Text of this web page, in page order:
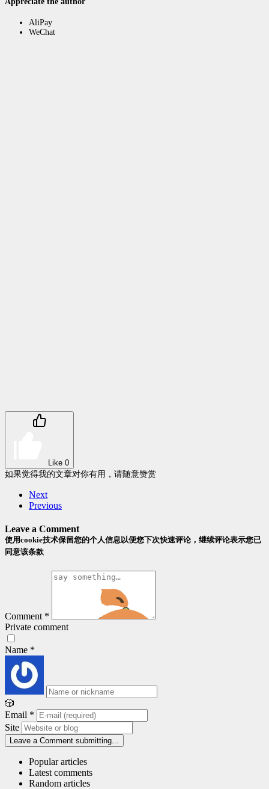
AliPay
WeChat
Like 0
如果觉得我的文章对你有用，请随意赞赏
Next
Previous
Leave a Comment
使用cookie技术保留您的个人信息以便您下次快速评论，继续评论表示您已
同意该条款
Comment *
Private comment
Name *
🎲
Email *
Site
Leave a Comment submitting...
Popular articles
Latest comments
Random articles